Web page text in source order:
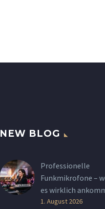
NEW BLOG
Professionelle
Funkmikrofone –
es wirklich
1. August 2026